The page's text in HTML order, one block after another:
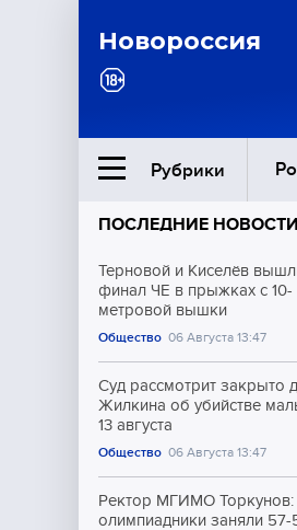
Новороссия
Рубрики
Ближний
Общество
Культура
ПОСЛЕДНИЕ НОВОСТИ
Терновой и Киселёв
финал ЧЕ в прыжках с 10-
метровой вышки
Общество 06 Августа 13:47
Суд рассмотрит закрыто
Жилкина об убийстве
13 августа
Общество 06 Августа 13:47
Ректор МГИМО Торкунов:
олимпиадники заняли 57-